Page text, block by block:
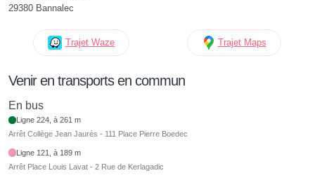
29380 Bannalec
Trajet Waze Trajet Maps
Venir en transports en commun
En bus
Ligne 224, à 261 m
Arrêt Collège Jean Jaurès - 111 Place Pierre Boedec
Ligne 121, à 189 m
Arrêt Place Louis Lavat - 2 Rue de Kerlagadic